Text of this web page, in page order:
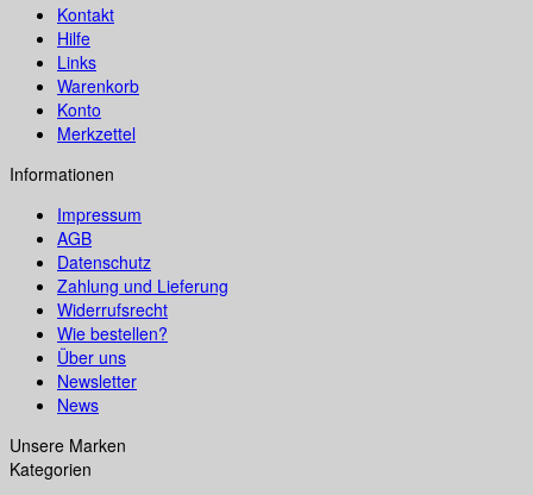
Kontakt
Hilfe
Links
Warenkorb
Konto
Merkzettel
Informationen
Impressum
AGB
Datenschutz
Zahlung und Lieferung
Widerrufsrecht
Wie bestellen?
Über uns
Newsletter
News
Unsere Marken
Kategorien